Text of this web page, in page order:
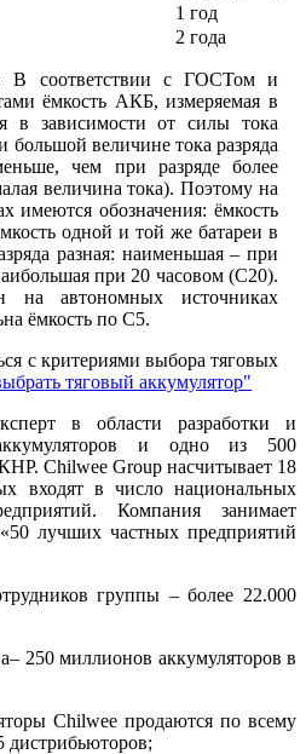
1 год
2 года
В соответствии с ГОСТом и
ёмкость АКБ, измеряемая в
в зависимости от силы тока
большой величине тока разряда
чем при разряде более
величина тока). Поэтому на
имеются обозначения: ёмкость
одной и той же батареи в
разная: наименьшая – при
при 20 часовом (С20).
на автономных источниках
ёмкость по С5.
с критериями выбора тяговых
тяговый аккумулятор"
в области разработки и
и одно из 500
Chilwee Group насчитывает 18
входят в число национальных
Компания занимает
лучших частных предприятий
группы – более 22.000
250 миллионов аккумуляторов в
Chilwee продаются по всему
дистрибьюторов;